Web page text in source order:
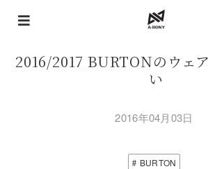
2016/2017 BURTONのウェ
い
2016年04月03日
BURTON